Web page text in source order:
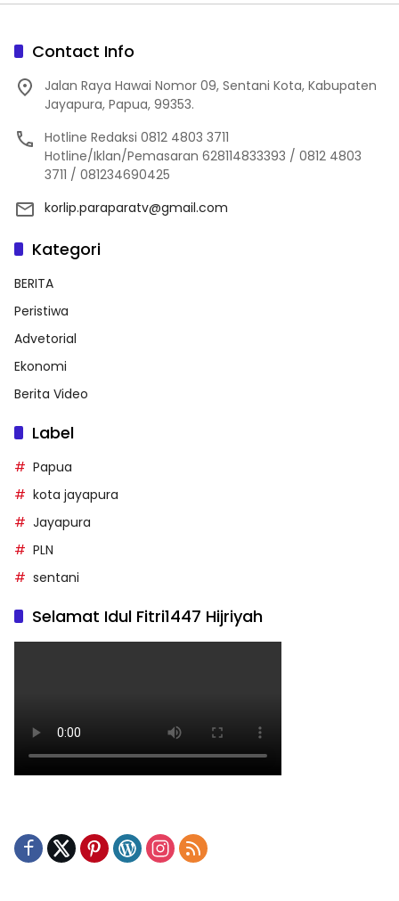
Contact Info
Jalan Raya Hawai Nomor 09, Sentani Kota, Kabupaten
Jayapura, Papua, 99353.
Hotline Redaksi 0812 4803 3711
Hotline/Iklan/Pemasaran 628114833393 / 0812 4803
3711 / 081234690425
korlip.paraparatv@gmail.com
Kategori
BERITA
Peristiwa
Advetorial
Ekonomi
Berita Video
Label
Papua
kota jayapura
Jayapura
PLN
sentani
Selamat Idul Fitri1447 Hijriyah